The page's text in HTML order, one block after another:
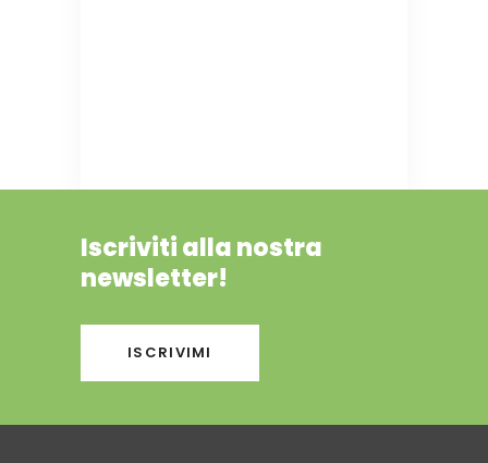
Iscriviti alla nostra
newsletter!
ISCRIVIMI